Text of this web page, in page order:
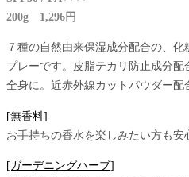
200g 1,296円
７種の自然由来保湿成分配合の、
プレーです。皮脂テカリ防止成分配
全身に。近赤外線カットパウダー配
[無香料]
お手持ちの香水を楽しみたい方も安
[ガーデニングハーブ]